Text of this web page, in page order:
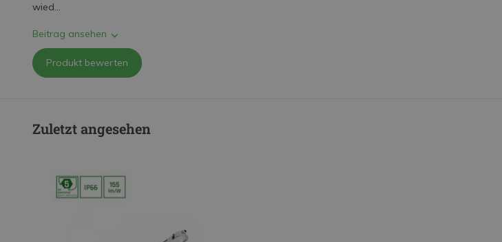
wied...
Beitrag ansehen
Produkt bewerten
Zuletzt angesehen